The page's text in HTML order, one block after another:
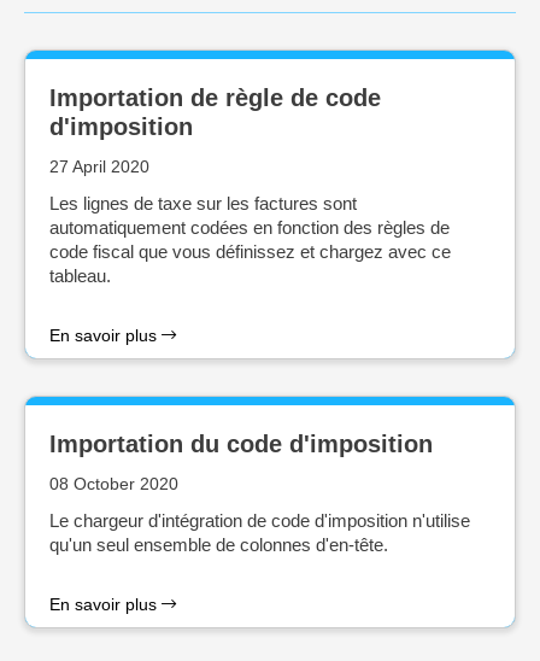
Importation de règle de code
d'imposition
27 April 2020
Les lignes de taxe sur les factures sont
automatiquement codées en fonction des règles de
code fiscal que vous définissez et chargez avec ce
tableau.
En savoir plus
Importation du code d'imposition
08 October 2020
Le chargeur d'intégration de code d'imposition n'utilise
qu'un seul ensemble de colonnes d'en-tête.
En savoir plus